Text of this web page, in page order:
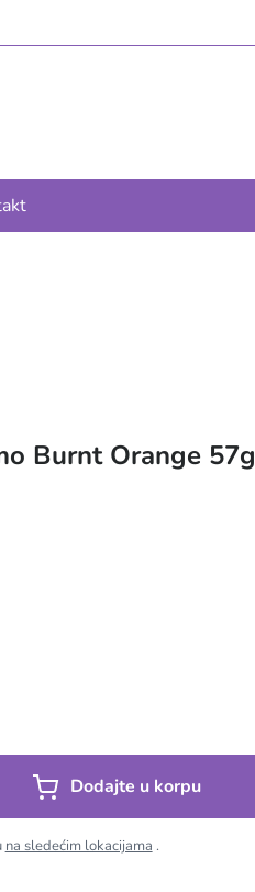
Burnt Orange 57g
Dodajte u korpu
na sledećim lokacijama .